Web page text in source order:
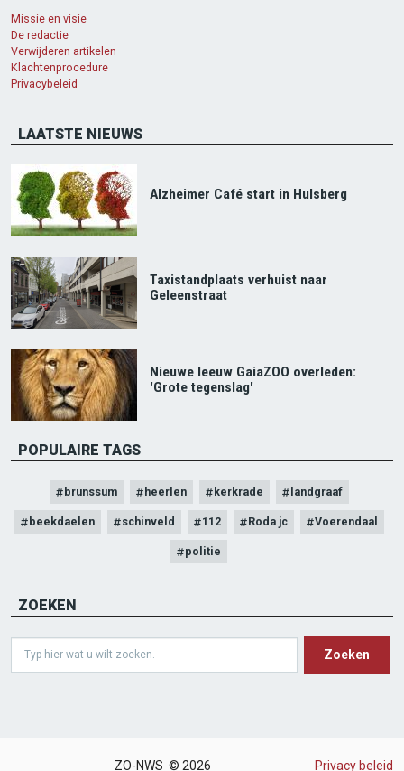
Missie en visie
De redactie
Verwijderen artikelen
Klachtenprocedure
Privacybeleid
LAATSTE NIEUWS
Alzheimer Café start in Hulsberg
Taxistandplaats verhuist naar
Geleenstraat
Nieuwe leeuw GaiaZOO overleden:
'Grote tegenslag'
POPULAIRE TAGS
brunssum heerlen kerkrade landgraaf
beekdaelen schinveld 112 Roda jc Voerendaal
politie
ZOEKEN
ZO-NWS © 2026 Privacy beleid